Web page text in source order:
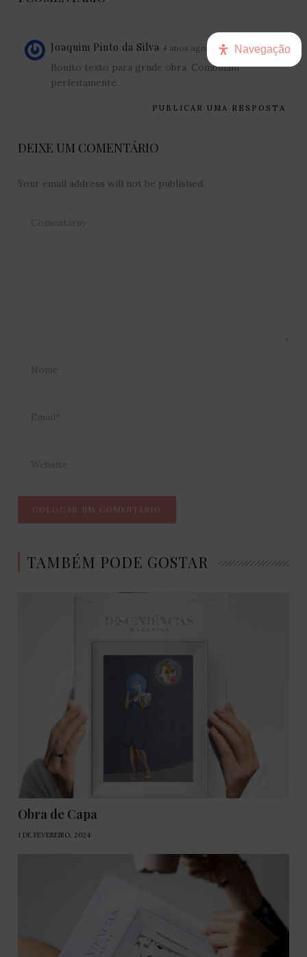
Joaquim Pinto da Silva 4 anos ago
PUBLICAR UMA RESPOSTA
Bonito texto para grnde obra. Combinam
perfeitamente.
DEIXE UM COMENTÁRIO
Your email address will not be published.
TAMBÉM PODE GOSTAR
Obra de Capa
1 DE FEVEREIRO, 2024
Navegação